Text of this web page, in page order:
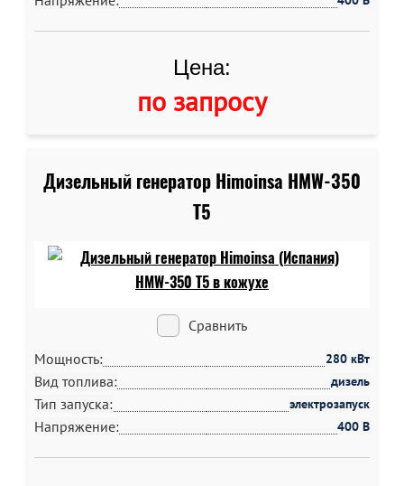
Цена:
по запросу
Дизельный генератор Himoinsa HMW-350
T5
Сравнить
Мощность:
280 кВт
Вид топлива: дизель
Тип запуска: электрозапуск
Напряжение: 400 В